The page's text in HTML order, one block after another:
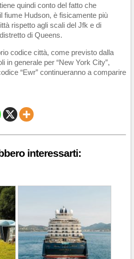
quindi conto del fatto che
fiume Hudson, è fisicamente più
rispetto agli scali del Jfk e di
di Queens.
codice città, come previsto dalla
in generale per “New York City”,
“Ewr” continueranno a comparire
interessarti: